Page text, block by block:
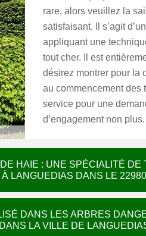
rare, alors veuillez la
satisfaisant. Il s’agit
appliquant une
tout cher. Il est
désirez montrer pour la
au commencement des
service pour une
d’engagement non plus.
HAIE : UNE SPÉCIALITÉ
LANGUEDIAS DANS LE 22980
DANS LES ARBRES
LA VILLE DE